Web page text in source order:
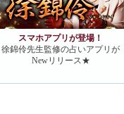
yuta先生 【稼働日はお問い合わ
せください】
研究職出身の占い師。優しいなが
らもハッキリとした物言いの鑑定